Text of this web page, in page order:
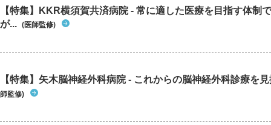
【特集】KKR横須賀共済病院 - 常に適した医療を目指す体制
が... (医師監修)
【特集】矢木脳神経外科病院 - これからの脳神経外科診療を
師監修)